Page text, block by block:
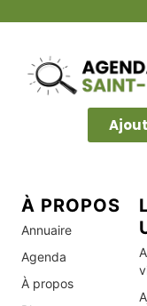
À PROPOS
Annuaire
Agenda
À propos